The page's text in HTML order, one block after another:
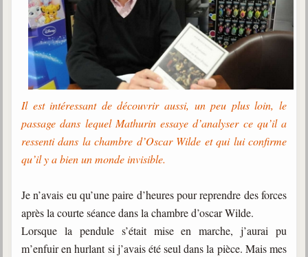
Il est intéressant de découvrir aussi, un peu plus loin, le
passage dans lequel Mathurin essaye d’analyser ce qu’il a
ressenti dans la chambre d’Oscar Wilde et qui lui confirme
qu’il y a bien un monde invisible.
Je n’avais eu qu’une paire d’heures pour reprendre des forces
après la courte séance dans la chambre d’oscar Wilde.
Lorsque la pendule s’était mise en marche, j’aurai pu
m’enfuir en hurlant si j’avais été seul dans la pièce. Mais mes